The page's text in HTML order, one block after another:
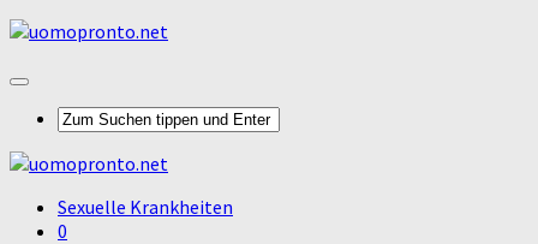
Sexuelle Krankheiten
0